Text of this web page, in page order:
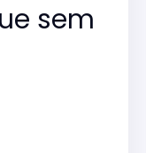
sem